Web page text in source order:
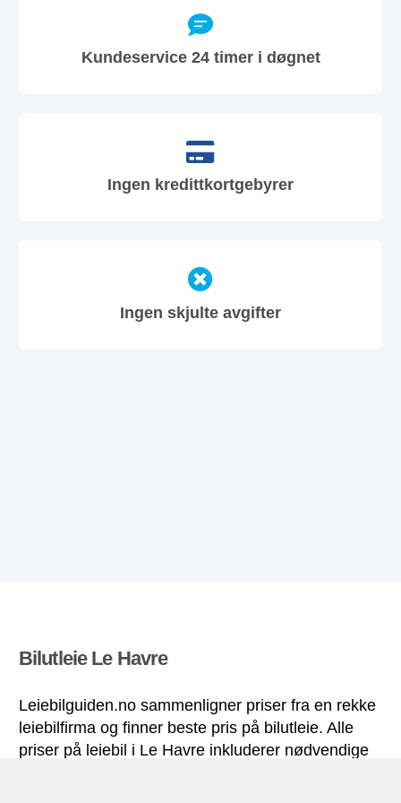
Kundeservice 24 timer i døgnet
Ingen kredittkortgebyrer
Ingen skjulte avgifter
Bilutleie Le Havre
Leiebilguiden.no sammenligner priser fra en rekke
leiebilfirma og finner beste pris på bilutleie. Alle
priser på leiebil i Le Havre inkluderer nødvendige